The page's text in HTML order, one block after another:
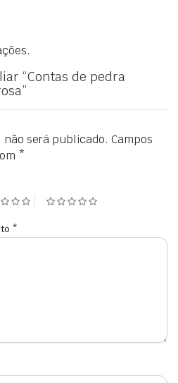
“Contas de pedra
não será publicado. Campos
*
*